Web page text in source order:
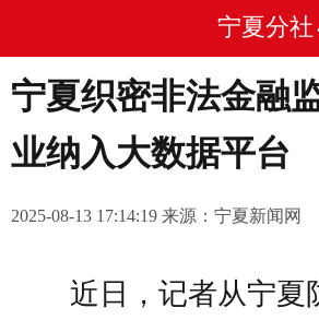
宁夏分社
宁夏织密非法金融
业纳入大数据平台
2025-08-13 17:14:19 来源：宁夏新闻网
近日，记者从宁夏